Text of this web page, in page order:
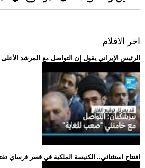
اخر الافلام
.. الرئيس الإيراني يقول إن التواصل مع المرشد
.. افتتاح استثنائي.. الكنيسة الملكية في قصر فرساي